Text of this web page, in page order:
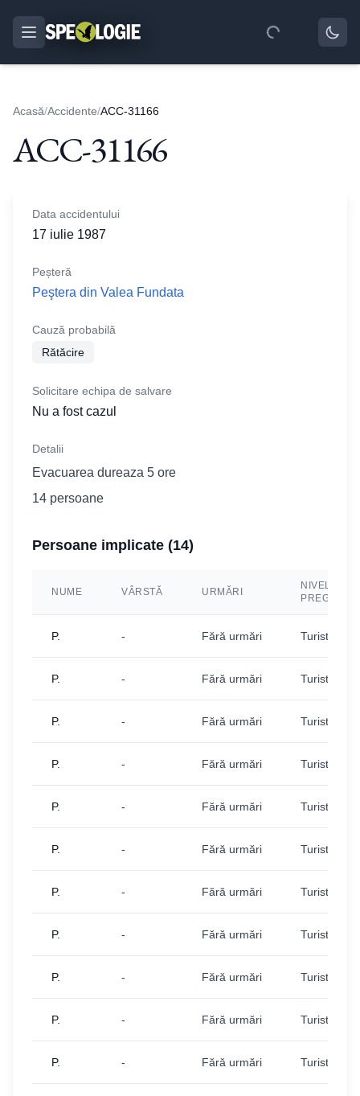
Acasă/Accidente/ACC-31166
ACC-31166
Data accidentului
17 iulie 1987
Peșteră
Peştera din Valea Fundata
Cauză probabilă
Rătăcire
Solicitare echipa de salvare
Nu a fost cazul
Detalii
Evacuarea dureaza 5 ore
14 persoane
Persoane implicate (14)
NUME VÂRSTĂ URMĂRI
NIVEL
PREGĂTIRE
P. - Fără urmări Turist
P. - Fără urmări Turist
P. - Fără urmări Turist
P. - Fără urmări Turist
P. - Fără urmări Turist
P. - Fără urmări Turist
P. - Fără urmări Turist
P. - Fără urmări Turist
P. - Fără urmări Turist
P. - Fără urmări Turist
P. - Fără urmări Turist